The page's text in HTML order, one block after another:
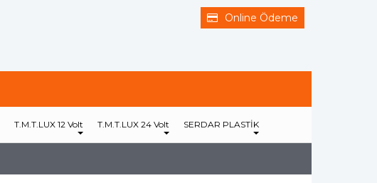
Online Ödeme
T.M.T.LUX 12 Volt T.M.T.LUX 24 Volt SERDAR PLASTİK